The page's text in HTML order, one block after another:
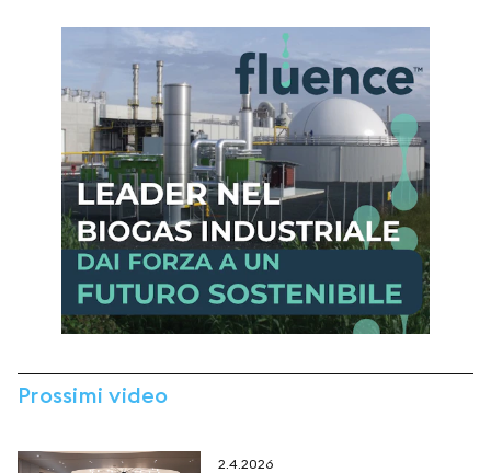
Prossimi video
2.4.2026